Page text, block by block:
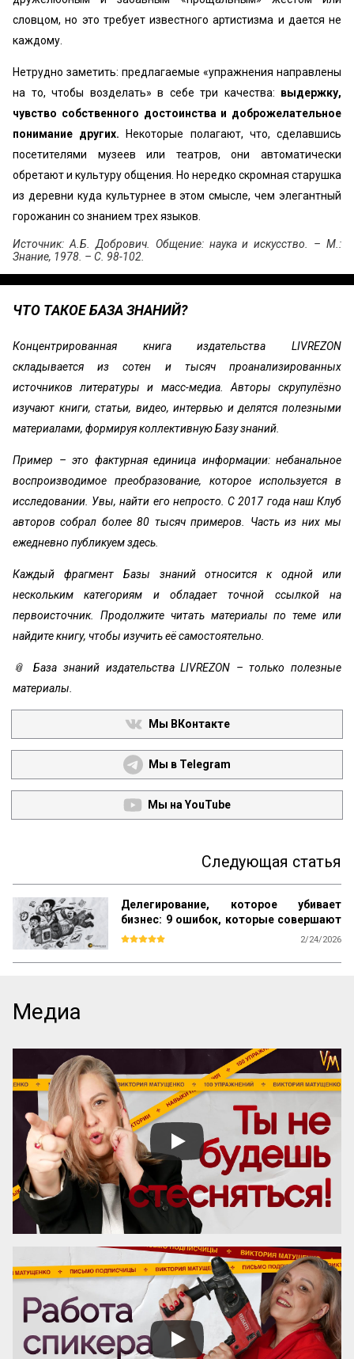
словцом, но это требует известного артистизма и дается не
каждому.
Нетрудно заметить: предлагаемые «упражнения направлены
на то, чтобы возделать» в себе три качества: выдержку,
чувство собственного достоинства и доброжелательное
понимание других. Некоторые полагают, что, сделавшись
посетителями музеев или театров, они автоматически
обретают и культуру общения. Но нередко скромная старушка
из деревни куда культурнее в этом смысле, чем элегантный
горожанин со знанием трех языков.
Источник: А.Б. Добрович. Общение: наука и искусство. – М.:
Знание, 1978. – С. 98-102.
ЧТО ТАКОЕ БАЗА ЗНАНИЙ?
Концентрированная книга издательства LIVREZON
складывается из сотен и тысяч проанализированных
источников литературы и масс-медиа. Авторы скрупулёзно
изучают книги, статьи, видео, интервью и делятся полезными
материалами, формируя коллективную Базу знаний.
Пример – это фактурная единица информации: небанальное
воспроизводимое преобразование, которое используется в
исследовании. Увы, найти его непросто. С 2017 года наш Клуб
авторов собрал более 80 тысяч примеров. Часть из них мы
ежедневно публикуем здесь.
Каждый фрагмент Базы знаний относится к одной или
нескольким категориям и обладает точной ссылкой на
первоисточник. Продолжите читать материалы по теме или
найдите книгу, чтобы изучить её самостоятельно.
📎 База знаний издательства LIVREZON – только полезные
материалы.
Мы ВКонтакте
Мы в Telegram
Мы на YouTube
Следующая статья
Делегирование, которое убивает
бизнес: 9 ошибок, которые совершают
прямо сейчас
2/24/2026
Мы привыкли делегировать людям, но
забываем настраивать процессы. Ставка
на человеческий фактор превращает
управление в лотерею, где выигрышный
билет достаётся лишь единицам.
Существует иной подход: он позволяет
сделать компанию человеко-
независимой, где результат гарантирует
не гениальность сотрудника, а ...
Медиа